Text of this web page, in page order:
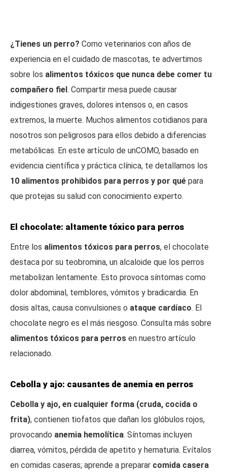
¿Tienes un perro? Como veterinarios con años de
experiencia en el cuidado de mascotas, te advertimos
sobre los alimentos tóxicos que nunca debe comer tu
compañero fiel. Compartir mesa puede causar
indigestiones graves, dolores intensos o, en casos
extremos, la muerte. Muchos alimentos cotidianos para
nosotros son peligrosos para ellos debido a diferencias
metabólicas. En este artículo de unCOMO, basado en
evidencia científica y práctica clínica, te detallamos los
10 alimentos prohibidos para perros y por qué para
que protejas su salud con conocimiento experto.
El chocolate: altamente tóxico para perros
Entre los alimentos tóxicos para perros, el chocolate
destaca por su teobromina, un alcaloide que los perros
metabolizan lentamente. Esto provoca síntomas como
dolor abdominal, temblores, vómitos y bradicardia. En
dosis altas, causa convulsiones o ataque cardíaco. El
chocolate negro es el más riesgoso. Consulta más sobre
alimentos tóxicos para perros en nuestro artículo
relacionado.
Cebolla y ajo: causantes de anemia en perros
Cebolla y ajo, en cualquier forma (cruda, cocida o
frita), contienen tiofatos que dañan los glóbulos rojos,
provocando anemia hemolítica. Síntomas incluyen
diarrea, vómitos, pérdida de apetito y hematuria. Evítalos
en comidas caseras; aprende a preparar comida casera